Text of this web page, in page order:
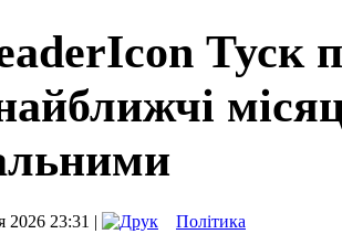
Туск
2026 23:31 | Політика